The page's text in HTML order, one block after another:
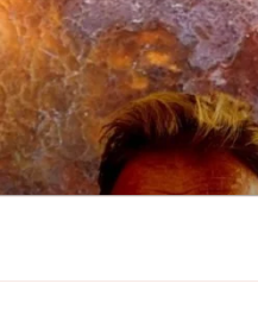
Skip
to
content